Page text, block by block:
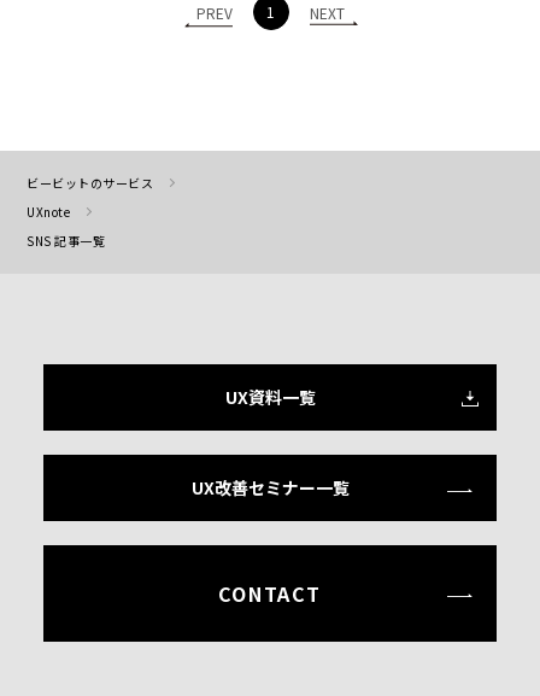
PREV 1 NEXT
ビービットのサービス
UXnote
SNS 記事一覧
UX資料一覧
UX改善セミナー一覧
CONTACT